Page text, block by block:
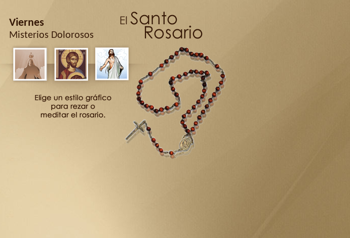
Viernes
Misterios Dolorosos